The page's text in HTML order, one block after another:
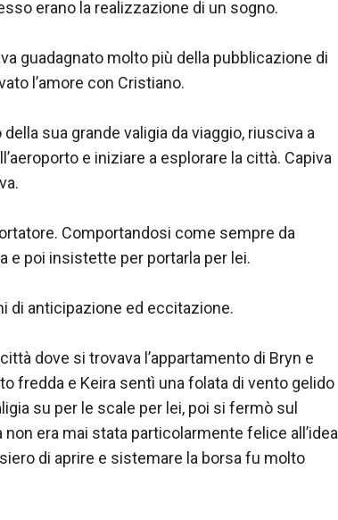
erano la realizzazione di un sogno.
guadagnato molto più della pubblicazione di
l’amore con Cristiano.
sua grande valigia da viaggio, riusciva a
e iniziare a esplorare la città. Capiva
Comportandosi come sempre da
e poi insistette per portarla per lei.
di anticipazione ed eccitazione.
dove si trovava l’appartamento di Bryn e
fredda e Keira sentì una folata di vento gelido
su per le scale per lei, poi si fermò sul
era mai stata particolarmente felice all’idea
di aprire e sistemare la borsa fu molto